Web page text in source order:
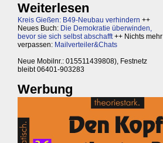
Weiterlesen
Kreis Gießen: B49-Neubau verhindern ++
Neues Buch: Die Demokratie überwinden,
bevor sie sich selbst abschafft++ Nichts mehr
verpassen: Mailverteiler&Chats
Neue Mobilnr.: 015511439808), Festnetz
bleibt 06401-903283
Werbung